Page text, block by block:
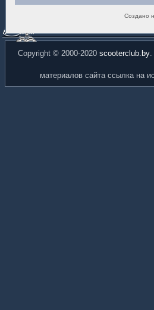
Создано
Copyright © 2000-2020 scooterclub.by.
материалов сайта ссылка на